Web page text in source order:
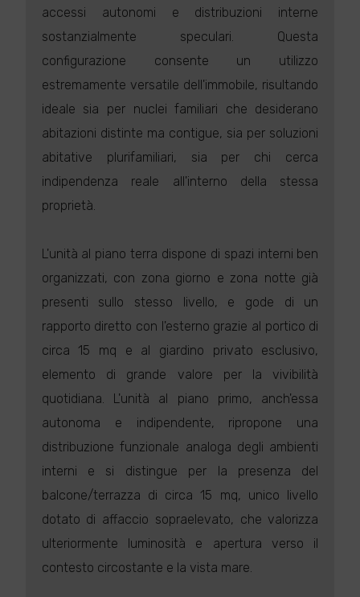
accessi autonomi e distribuzioni interne
sostanzialmente speculari. Questa
configurazione consente un utilizzo
estremamente versatile dell'immobile, risultando
ideale sia per nuclei familiari che desiderano
abitazioni distinte ma contigue, sia per soluzioni
abitative plurifamiliari, sia per chi cerca
indipendenza reale all'interno della stessa
proprietà.
L'unità al piano terra dispone di spazi interni ben
organizzati, con zona giorno e zona notte già
presenti sullo stesso livello, e gode di un
rapporto diretto con l'esterno grazie al portico di
circa 15 mq e al giardino privato esclusivo,
elemento di grande valore per la vivibilità
quotidiana. L'unità al piano primo, anch'essa
autonoma e indipendente, ripropone una
distribuzione funzionale analoga degli ambienti
interni e si distingue per la presenza del
balcone/terrazza di circa 15 mq, unico livello
dotato di affaccio sopraelevato, che valorizza
ulteriormente luminosità e apertura verso il
contesto circostante e la vista mare.